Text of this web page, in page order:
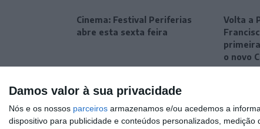
Damos valor à sua privacidade
Nós e os nossos parceiros armazenamos e/ou acedemos a
dispositivo para publicidade e conteúdos personalizados,
Cinema: Festival Periferias
abre esta sexta feira
Volta a
o novo